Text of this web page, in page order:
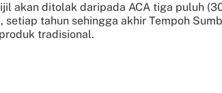
akan ditolak daripada ACA tiga puluh
setiap tahun sehingga akhir Tempoh
tradisional.